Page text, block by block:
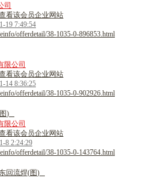
司
看该会员企业网站
19 7:49:54
offerdetail/38-1035-0-896853.html
限公司
看该会员企业网站
14 8:36:25
offerdetail/38-1035-0-902926.html
图)
限公司
看该会员企业网站
8 2:24:29
offerdetail/38-1035-0-143764.html
东回流焊(图)